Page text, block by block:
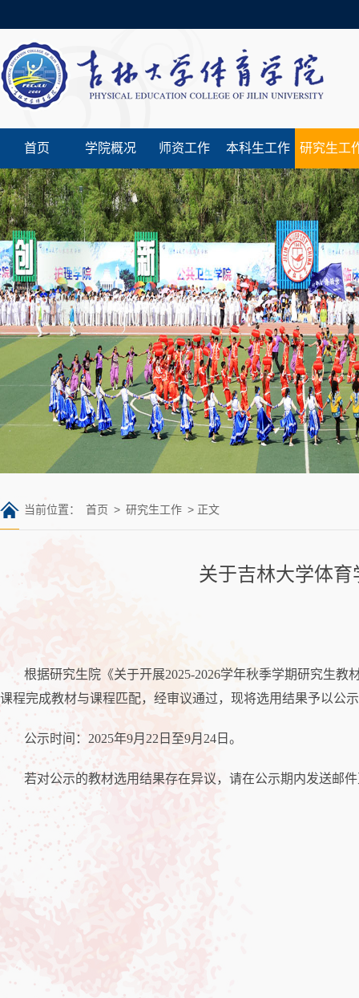
首页 学院概况 师资工作 本科生工作 研究生工
当前位置： 首页 > 研究生工作 > 正文
关于吉林大学体
根据研究生院《关于开展2025-2026学年秋季学期研究生教
课程完成教材与课程匹配，经审议通过，现将选用结果予以公
公示时间：2025年9月22日至9月24日。
若对公示的教材选用结果存在异议，请在公示期内发送邮